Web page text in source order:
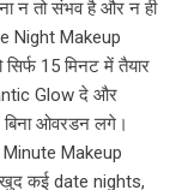
न तो संभव है और न ही
Night Makeup
15 मिनट में तैयार
Glow दे और
ओवरडन लगे।
Makeup
खुद कई date nights,